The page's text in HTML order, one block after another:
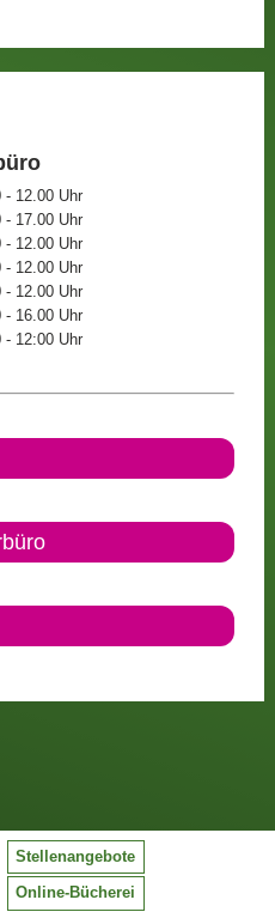
- 12.00 Uhr
- 17.00 Uhr
- 12.00 Uhr
- 12.00 Uhr
- 12.00 Uhr
- 16.00 Uhr
- 12:00 Uhr
Stellenangebote
Online-Bücherei